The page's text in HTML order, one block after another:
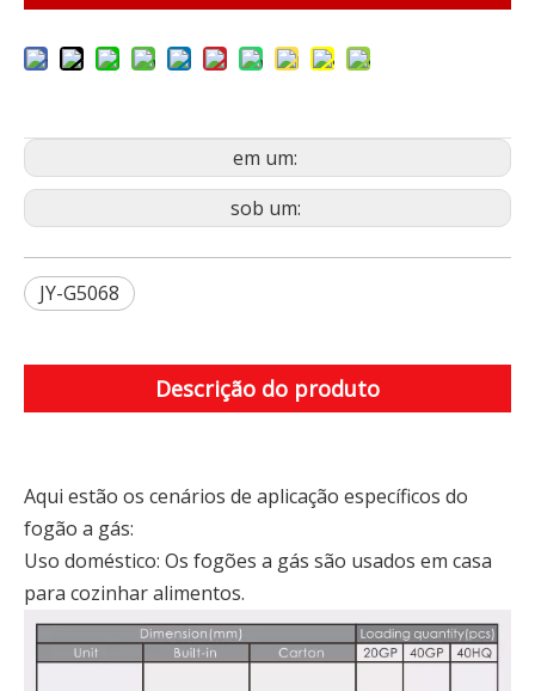
em um:
sob um:
JY-G5068
Descrição do produto
Aqui estão os cenários de aplicação específicos do
fogão a gás:
Uso doméstico: Os fogões a gás são usados ​​em casa
para cozinhar alimentos.